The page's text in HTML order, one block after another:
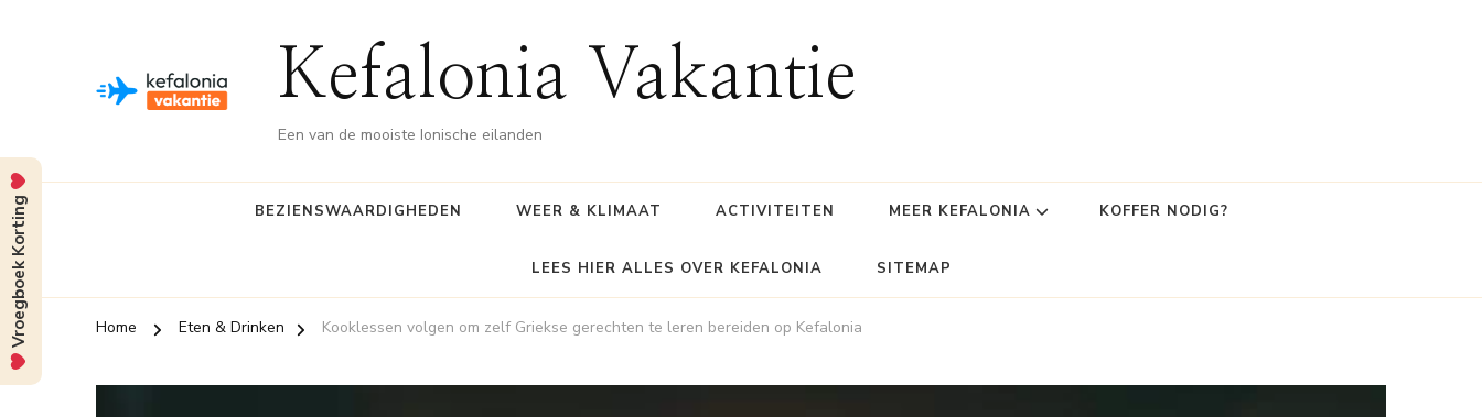
Kefalonia Vakantie
Een van de mooiste Ionische eilanden
BEZIENSWAARDIGHEDEN WEER & KLIMAAT ACTIVITEITEN MEER KEFALONIA KOFFER NODIG?
LEES HIER ALLES OVER KEFALONIA SITEMAP
Home Eten & Drinken Kooklessen volgen om zelf Griekse gerechten te leren bereiden op Kefalonia
Vroegboek Korting